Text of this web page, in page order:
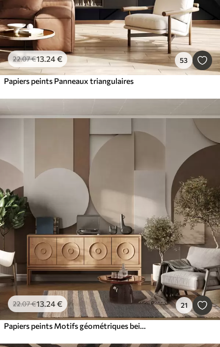
22.07€13.24€ 53
Papiers peints Panneaux triangulaires
22.07€13.24€ 21
Papiers peints Motifs géométriques beiges texturés dans une composition 3D en superposition, décoration murale minimaliste et moderne